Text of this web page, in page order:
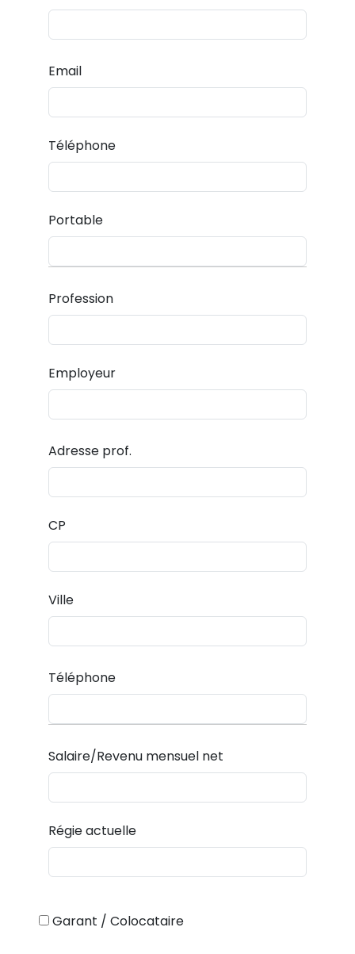
Email
Téléphone
Portable
Profession
Employeur
Adresse prof.
CP
Ville
Téléphone
Salaire/Revenu mensuel net
Régie actuelle
Garant / Colocataire